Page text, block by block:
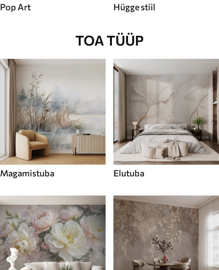
Pop Art Hügge stiil
TOA TÜÜP
Magamistuba Elutuba